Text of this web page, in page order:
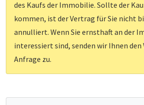
des Kaufs der Immobilie. Sollte der
kommen, ist der Vertrag für Sie nicht
annulliert. Wenn Sie ernsthaft an der
interessiert sind, senden wir Ihnen
Anfrage zu.